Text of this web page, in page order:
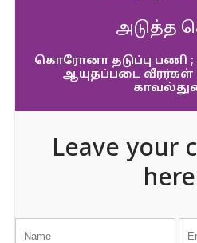
அடுத்த
கொரோனா தடுப்பு பணி
ஆயுதப்படை
Leave your